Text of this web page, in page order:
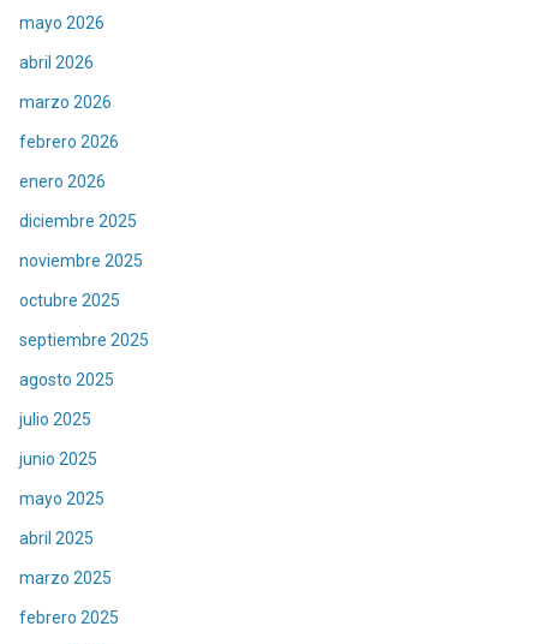
mayo 2026
abril 2026
marzo 2026
febrero 2026
enero 2026
diciembre 2025
noviembre 2025
octubre 2025
septiembre 2025
agosto 2025
julio 2025
junio 2025
mayo 2025
abril 2025
marzo 2025
febrero 2025